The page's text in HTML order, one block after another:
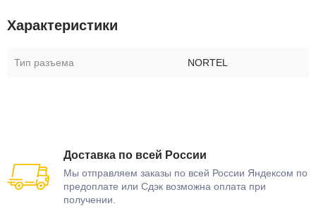
Характеристики
Тип разъема NORTEL
Доставка по всей России
Мы отправляем заказы по всей России Яндексом по
предоплате или Сдэк возможна оплата при
получении.